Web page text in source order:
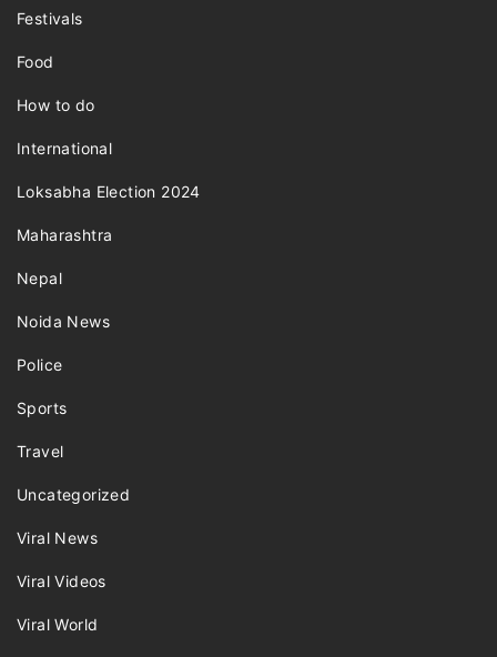
Festivals
Food
How to do
International
Loksabha Election 2024
Maharashtra
Nepal
Noida News
Police
Sports
Travel
Uncategorized
Viral News
Viral Videos
Viral World